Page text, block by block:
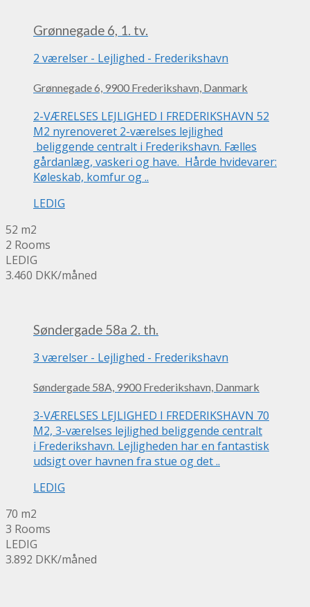
Grønnegade 6, 1. tv.
2 værelser - Lejlighed - Frederikshavn
Grønnegade 6, 9900 Frederikshavn, Danmark
2-VÆRELSES LEJLIGHED I FREDERIKSHAVN 52
M2 nyrenoveret 2-værelses lejlighed
beliggende centralt i Frederikshavn. Fælles
gårdanlæg, vaskeri og have. Hårde hvidevarer:
Køleskab, komfur og ..
LEDIG
52 m2
2 Rooms
LEDIG
3.460 DKK/måned
Søndergade 58a 2. th.
3 værelser - Lejlighed - Frederikshavn
Søndergade 58A, 9900 Frederikshavn, Danmark
3-VÆRELSES LEJLIGHED I FREDERIKSHAVN 70
M2, 3-værelses lejlighed beliggende centralt
i Frederikshavn. Lejligheden har en fantastisk
udsigt over havnen fra stue og det ..
LEDIG
70 m2
3 Rooms
LEDIG
3.892 DKK/måned